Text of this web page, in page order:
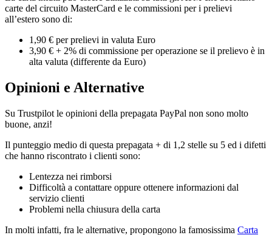
carte del circuito MasterCard e le commissioni per i prelievi
all’estero sono di:
1,90 € per prelievi in valuta Euro
3,90 € + 2% di commissione per operazione se il prelievo è in
alta valuta (differente da Euro)
Opinioni e Alternative
Su Trustpilot le opinioni della prepagata PayPal non sono molto
buone, anzi!
Il punteggio medio di questa prepagata + di 1,2 stelle su 5 ed i difetti
che hanno riscontrato i clienti sono:
Lentezza nei rimborsi
Difficoltà a contattare oppure ottenere informazioni dal
servizio clienti
Problemi nella chiusura della carta
In molti infatti, fra le alternative, propongono la famosissima Carta